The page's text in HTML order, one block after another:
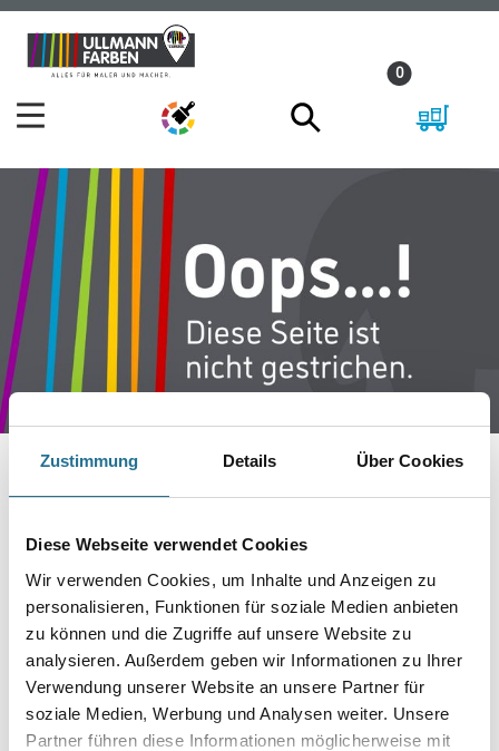
Zustimmung Details Über Cookies
Diese Webseite verwendet Cookies
Wir verwenden Cookies, um Inhalte und Anzeigen zu
personalisieren, Funktionen für soziale Medien anbieten
zu können und die Zugriffe auf unsere Website zu
analysieren. Außerdem geben wir Informationen zu Ihrer
Verwendung unserer Website an unsere Partner für
soziale Medien, Werbung und Analysen weiter. Unsere
Partner führen diese Informationen möglicherweise mit
Zum
Inhalt
Zum
Navigationsmenü
0
IST AUFGETRETEN
Keine Sorge, wir pinseln schon an der Lösung und
werden das Problem so schnell wie möglich beheben.
Erkunden Sie in der Zwischenzeit unseren Online-Shop
und lassen Sie sich inspirieren.
ZURÜCK ZUM ONLINE-SHOP